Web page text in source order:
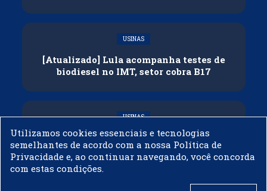
USINAS
[Atualizado] Lula acompanha testes de
biodiesel no IMT, setor cobra B17
USINAS
Governo adia reunião sobre mistura de
etanol na gasolina
Utilizamos cookies essenciais e tecnologias
semelhantes de acordo com a nossa Política de
Privacidade e, ao continuar navegando, você concorda
com estas condições.